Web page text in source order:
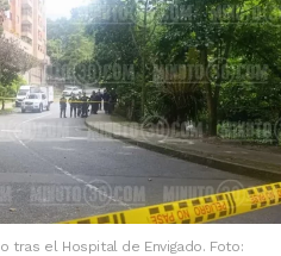
tras el Hospital de Envigado. Foto: